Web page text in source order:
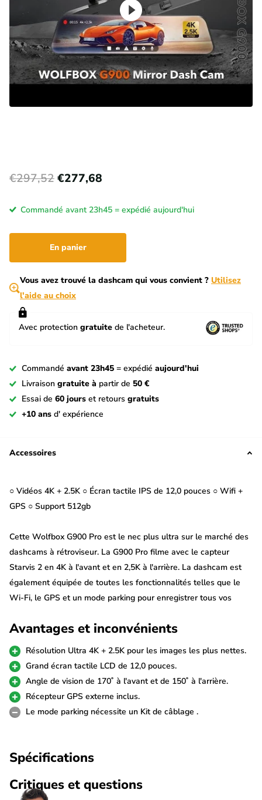
€297,52€277,68
Commandé avant 23h45 = expédié aujourd'hui
En panier
Vous avez trouvé la dashcam qui vous convient ? Utilisez
l'aide au choix
Avec protection gratuite de l'acheteur.
Commandé avant 23h45 = expédié aujourd'hui
Livraison gratuite à partir de 50 €
Essai de 60 jours et retours gratuits
+10 ans d' expérience
Accessoires
○ Vidéos 4K + 2.5K ○ Écran tactile IPS de 12,0 pouces ○ Wifi +
GPS ○ Support 512gb
Cette Wolfbox G900 Pro est le nec plus ultra sur le marché des
dashcams à rétroviseur. La G900 Pro filme avec le capteur
Starvis 2 en 4K à l'avant et en 2,5K à l'arrière. La dashcam est
également équipée de toutes les fonctionnalités telles que le
Wi-Fi, le GPS et un mode parking pour enregistrer tous vos
accessoires pratiques pour pouvoir l'installer dans n'importe quel
véhicule.
Ultra 4K + 2,5K
La Wolfbox G900 Pro est équipée du tout dernier capteur Sony
Starvis 2 qui garantit la meilleure qualité d'image, en particulier
caméra arrière est reliée à la caméra avant à l'aide d'un câble
remplacement de 10 et 16 mètres est disponible (voir
Avantages et inconvénients
Résolution Ultra 4K + 2.5K pour les images les plus nettes.
Grand écran tactile LCD de 12,0 pouces.
Angle de vision de 170˚ à l'avant et de 150˚ à l'arrière.
Récepteur GPS externe inclus.
Le mode parking nécessite un Kit de câblage .
Spécifications
Critiques et questions